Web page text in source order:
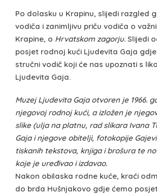
Po dolasku u Krapinu, slijedi razgled
vodiča i zanimljivu priču vodiča o
Krapine, o Hrvatskom zagorju. Slijedi
posjet rodnoj kući Ljudevita Gaja
stručni vodič koji će nas upoznati s
Ljudevita Gaja.
Muzej Ljudevita Gaja otvoren je 1966.
njegovoj rodnoj kući, a izložen je
slike (ulja na platnu, rad slikara Ivana
Gaja i njegove obitelji, fotokopije
tiskanih tekstova, knjiga i brošura te
koje je uređivao i izdavao.
Nakon obilaska rodne kuće, kraći
do brda Hušnjakovo gdje ćemo